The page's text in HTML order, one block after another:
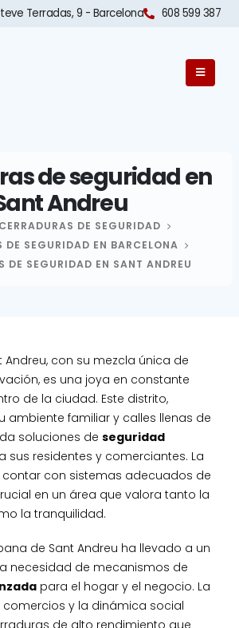
Terradas, 9 - Barcelona​ 608 599 387
de seguridad en
Andreu
CERRADURAS DE SEGURIDAD
DE SEGURIDAD EN BARCELONA
DE SEGURIDAD EN SANT ANDREU
Andreu, con su mezcla única de
es una joya en constante
de la ciudad. Este distrito,
ambiente familiar y calles llenas de
soluciones de seguridad
sus residentes y comerciantes. La
con sistemas adecuados de
en un área que valora tanto la
la tranquilidad.
de Sant Andreu ha llevado a un
necesidad de mecanismos de
para el hogar y el negocio. La
comercios y la dinámica social
de alto rendimiento que